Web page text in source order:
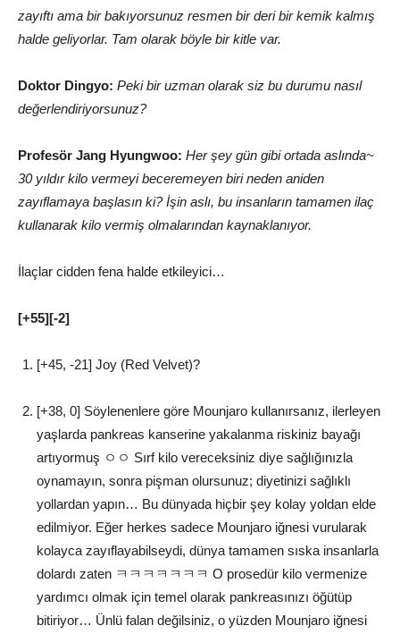
zayıftı ama bir bakıyorsunuz resmen bir deri bir kemik kalmış
halde geliyorlar. Tam olarak böyle bir kitle var.
Doktor Dingyo: Peki bir uzman olarak siz bu durumu nasıl
değerlendiriyorsunuz?
Profesör Jang Hyungwoo: Her şey gün gibi ortada aslında~
30 yıldır kilo vermeyi beceremeyen biri neden aniden
zayıflamaya başlasın ki? İşin aslı, bu insanların tamamen ilaç
kullanarak kilo vermiş olmalarından kaynaklanıyor.
İlaçlar cidden fena halde etkileyici…
[+55][-2]
[+45, -21] Joy (Red Velvet)?
[+38, 0] Söylenenlere göre Mounjaro kullanırsanız, ilerleyen
yaşlarda pankreas kanserine yakalanma riskiniz bayağı
artıyormuş ㅇㅇ Sırf kilo vereceksiniz diye sağlığınızla
oynamayın, sonra pişman olursunuz; diyetinizi sağlıklı
yollardan yapın… Bu dünyada hiçbir şey kolay yoldan elde
edilmiyor. Eğer herkes sadece Mounjaro iğnesi vurularak
kolayca zayıflayabilseydi, dünya tamamen sıska insanlarla
dolardı zaten ㅋㅋㅋㅋㅋㅋㅋ O prosedür kilo vermenize
yardımcı olmak için temel olarak pankreasınızı öğütüp
bitiriyor… Ünlü falan değilsiniz, o yüzden Mounjaro iğnesi